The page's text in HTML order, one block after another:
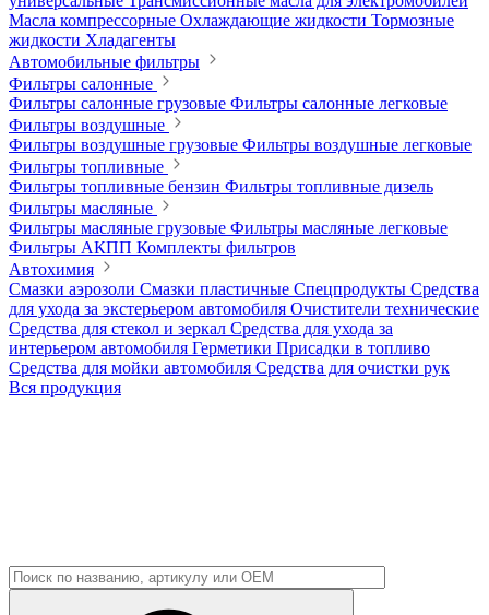
Масла компрессорные Охлаждающие жидкости Тормозные
жидкости Хладагенты
Автомобильные фильтры
Фильтры салонные
Фильтры салонные грузовые Фильтры салонные легковые
Фильтры воздушные
Фильтры воздушные грузовые Фильтры воздушные легковые
Фильтры топливные
Фильтры топливные бензин Фильтры топливные дизель
Фильтры масляные
Фильтры масляные грузовые Фильтры масляные легковые
Фильтры АКПП Комплекты фильтров
Автохимия
Смазки аэрозоли Смазки пластичные Спецпродукты Средства
для ухода за экстерьером автомобиля Очистители технические
Средства для стекол и зеркал Средства для ухода за
интерьером автомобиля Герметики Присадки в топливо
Средства для мойки автомобиля Средства для очистки рук
Вся продукция